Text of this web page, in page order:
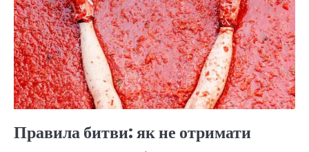
Правила битви: як не отримати